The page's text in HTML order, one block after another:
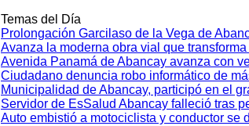
Temas del Día
Prolongación Garcilaso de la Vega de
Avanza la moderna obra vial que
Avenida Panamá de Abancay avanza con
Ciudadano denuncia robo informático de
Municipalidad de Abancay, participó en el
Servidor de EsSalud Abancay falleció tras
Auto embistió a motociclista y conductor se